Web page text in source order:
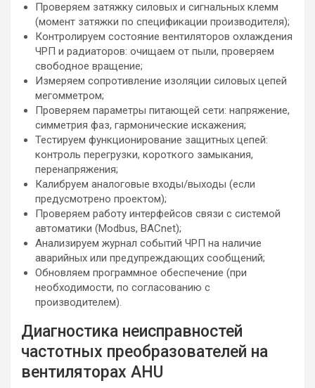
Проверяем затяжку силовых и сигнальных клемм
(момент затяжки по спецификации производителя);
Контролируем состояние вентиляторов охлаждения
ЧРП и радиаторов: очищаем от пыли, проверяем
свободное вращение;
Измеряем сопротивление изоляции силовых цепей
мегомметром;
Проверяем параметры питающей сети: напряжение,
симметрия фаз, гармонические искажения;
Тестируем функционирование защитных цепей:
контроль перегрузки, короткого замыкания,
перенапряжения;
Калибруем аналоговые входы/выходы (если
предусмотрено проектом);
Проверяем работу интерфейсов связи с системой
автоматики (Modbus, BACnet);
Анализируем журнал событий ЧРП на наличие
аварийных или предупреждающих сообщений;
Обновляем программное обеспечение (при
необходимости, по согласованию с
производителем).
Диагностика неисправностей
частотных преобразователей на
вентиляторах AHU